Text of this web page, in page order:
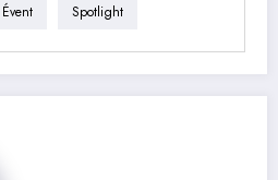
Spotlight